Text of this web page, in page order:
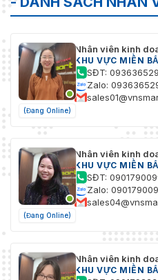
(Đang Online)
Nhân viên kinh
KHU VỰC MIỀN
SĐT:
Zalo:
(Đang Online)
Nhân viên kinh
KHU VỰC MIỀN
SĐT:
Zalo:
Nhân viên kinh
KHU VỰC MIỀN